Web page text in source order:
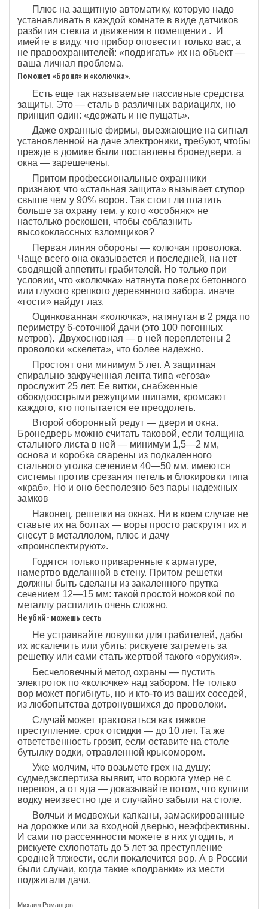
Плюс на защитную автоматику, которую надо
устанавливать в каждой комнате в виде датчиков
разбития стекла и движения в помещении . И
имейте в виду, что прибор оповестит только вас, а
не правоохранителей: «подвигать» их на объект —
ваша личная проблема.
Поможет «Броня» и «колючка».
Есть еще так называемые пассивные средства
защиты. Это — сталь в различных вариациях, но
принцип один: «держать и не пущать».
Даже охранные фирмы, выезжающие на сигнал
установленной на даче электроники, требуют, чтобы
прежде в домике были поставлены бронедвери, а
окна — зарешечены.
Притом профессиональные охранники
признают, что «стальная защита» вызывает ступор
свыше чем у 90% воров. Так стоит ли платить
больше за охрану тем, у кого «особняк» не
настолько роскошен, чтобы соблазнить
высококлассных взломщиков?
Первая линия обороны — колючая проволока.
Чаще всего она оказывается и последней, на нет
сводящей аппетиты грабителей. Но только при
условии, что «колючка» натянута поверх бетонного
или глухого крепкого деревянного забора, иначе
«гости» найдут лаз.
Оцинкованная «колючка», натянутая в 2 ряда по
периметру 6-соточной дачи (это 100 погонных
метров). Двухосновная — в ней переплетены 2
проволоки «скелета», что более надежно.
Простоят они минимум 5 лет. А защитная
спирально закрученная лента типа «егоза»
прослужит 25 лет. Ее витки, снабженные
обоюдоострыми режущими шипами, кромсают
каждого, кто попытается ее преодолеть.
Второй оборонный редут — двери и окна.
Бронедверь можно считать таковой, если толщина
стального листа в ней — минимум 1,5—2 мм,
основа и коробка сварены из подкаленного
стального уголка сечением 40—50 мм, имеются
системы против срезания петель и блокировки типа
«краб». Но и оно бесполезно без пары надежных
замков
Наконец, решетки на окнах. Ни в коем случае не
ставьте их на болтах — воры просто раскрутят их и
снесут в металлолом, плюс и дачу
«проинспектируют».
Годятся только приваренные к арматуре,
намертво вделанной в стену. Притом решетки
должны быть сделаны из закаленного прутка
сечением 12—15 мм: такой простой ножовкой по
металлу распилить очень сложно.
Не убий - можешь сесть
Не устраивайте ловушки для грабителей, дабы
их искалечить или убить: рискуете загреметь за
решетку или сами стать жертвой такого «оружия».
Бесчеловечный метод охраны — пустить
электроток по «колючке» над забором. Не только
вор может погибнуть, но и кто-то из ваших соседей,
из любопытства дотронувшихся до проволоки.
Случай может трактоваться как тяжкое
преступление, срок отсидки — до 10 лет. Та же
ответственность грозит, если оставите на столе
бутылку водки, отравленной крысомором.
Уже молчим, что возьмете грех на душу:
судмедэкспертиза выявит, что ворюга умер не с
перепоя, а от яда — доказывайте потом, что купили
водку неизвестно где и случайно забыли на столе.
Волчьи и медвежьи капканы, замаскированные
на дорожке или за входной дверью, неэффективны.
И сами по рассеянности можете в них угодить, и
рискуете схлопотать до 5 лет за преступление
средней тяжести, если покалечится вор. А в России
были случаи, когда такие «подранки» из мести
поджигали дачи.
Михаил Романцов